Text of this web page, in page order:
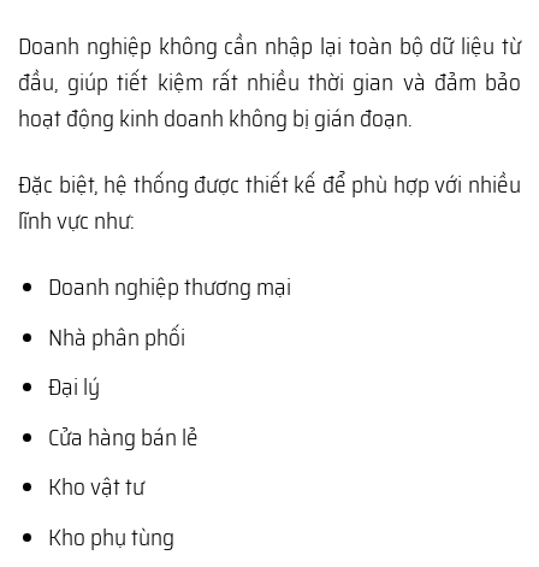
Doanh nghiệp không cần nhập lại toàn bộ dữ liệu từ
đầu, giúp tiết kiệm rất nhiều thời gian và đảm bảo
hoạt động kinh doanh không bị gián đoạn.
Đặc biệt, hệ thống được thiết kế để phù hợp với nhiều
lĩnh vực như:
Doanh nghiệp thương mại
Nhà phân phối
Đại lý
Cửa hàng bán lẻ
Kho vật tư
Kho phụ tùng